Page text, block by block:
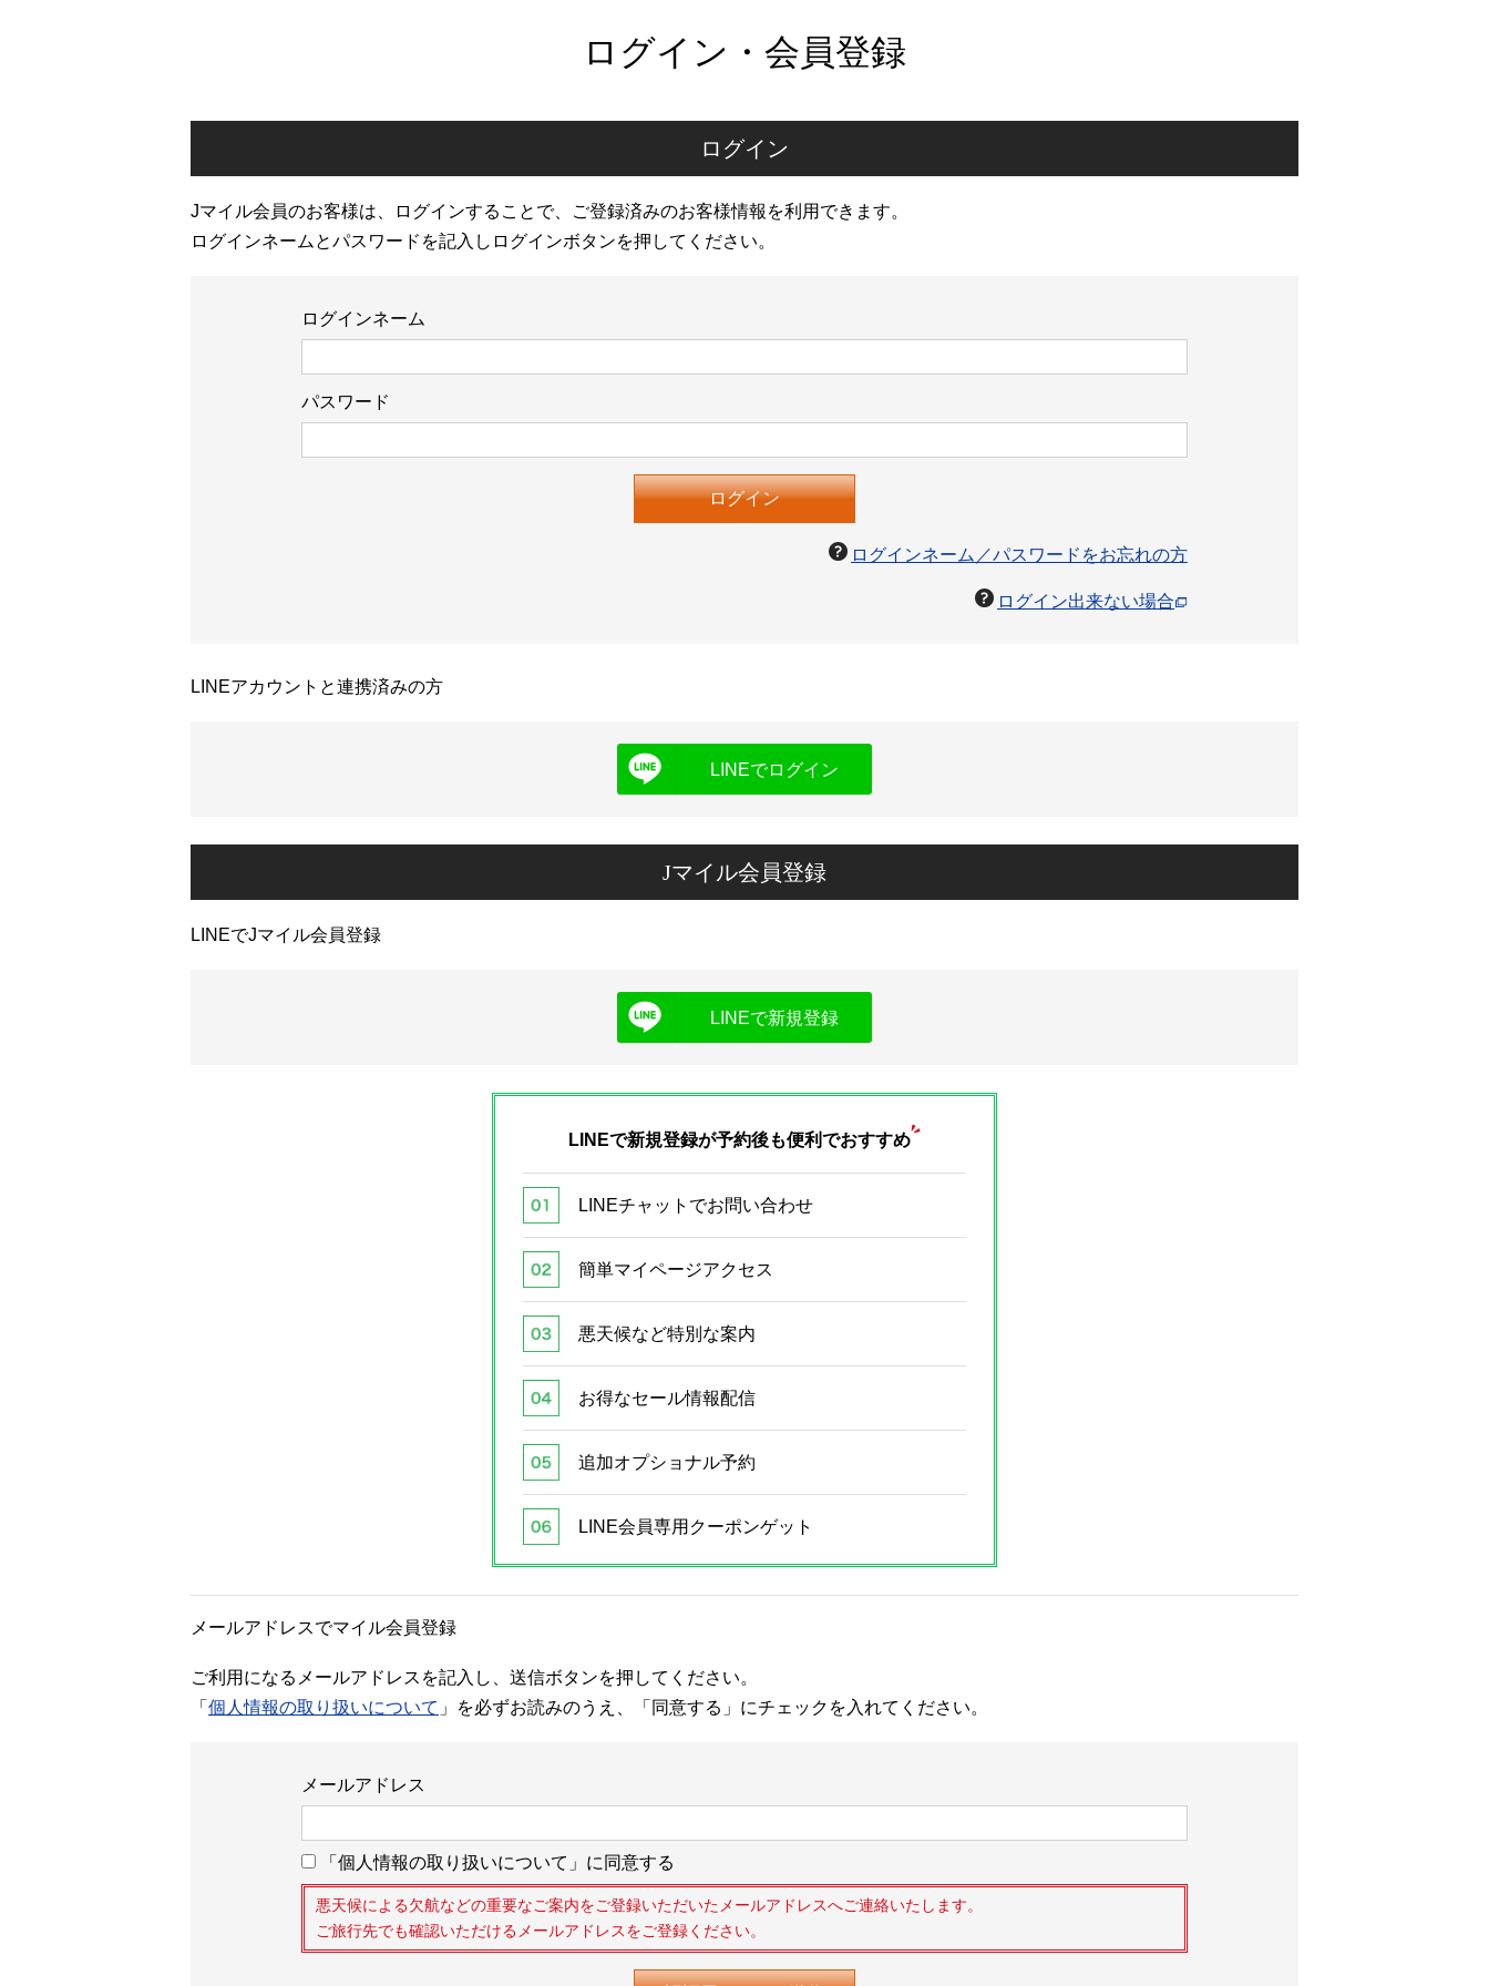
ログイン・会員登録
ログイン
Jマイル会員のお客様は、ログインすることで、ご登録済みのお客様情報を利用できます。
ログインネームとパスワードを記入しログインボタンを押してください。
ログインネーム
パスワード
ログインネーム／パスワードをお忘れの方
ログイン出来ない場合
LINEアカウントと連携済みの方
LINEでログイン
Jマイル会員登録
LINEでJマイル会員登録
LINEで新規登録
LINEで新規登録が予約後も便利でおすすめ
LINEチャットでお問い合わせ
簡単マイページアクセス
悪天候など特別な案内
お得なセール情報配信
追加オプショナル予約
LINE会員専用クーポンゲット
メールアドレスでマイル会員登録
ご利用になるメールアドレスを記入し、送信ボタンを押してください。
「 個人情報の取り扱いについて 」を必ずお読みのうえ、「同意する」にチェックを入れてください。
メールアドレス
「個人情報の取り扱いについて」に同意する
悪天候による欠航などの重要なご案内をご登録いただいたメールアドレスへご連絡いたします。
ご旅行先でも確認いただけるメールアドレスをご登録ください。